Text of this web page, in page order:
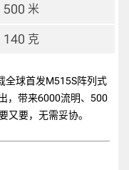
500 米
140 克
全球首发M515S阵列式
，带来6000流明、500
又要，无需妥协。